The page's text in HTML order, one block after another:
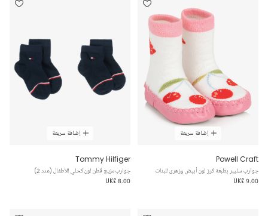
إضافة سريعة
Powell Craft
جوارب سليبر بطبعة كرز لون أبيض وزهري للبنات
UK£ 9.00
إضافة سريعة
Tommy Hilfiger
جوارب مزيج قطن لون كحلي للأطفال (عدد 2)
UK£ 8.00